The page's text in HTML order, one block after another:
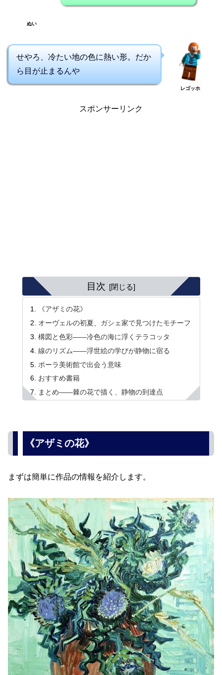
ぬい
せやろ、冷たい地の色に熱い形。だか
ら目が止まるんや
レゴッホ
スポンサーリンク
目次
《アザミの花》
オーヴェルの初夏、ガシェ家で見つけたモチーフ
構図と色彩――冷色の海に浮くテラコッタ
線のリズム――浮世絵の学びが静物に宿る
ポーラ美術館で出会う意味
おすすめ書籍
まとめ――棘の花で描く、静物の到達点
《アザミの花》
まずは簡単に作品の情報を紹介します。